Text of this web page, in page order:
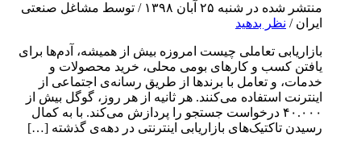
منتشر شده در شنبه ۲۵ آبان ۱۳۹۸ / توسط مشاغل صنعتی
ایران / نظر بدهید
بازاریابی تعاملی چیست امروزه بیش از همیشه، آدم‌ها برای
یافتن کسب و کارهای بومی محلی، خرید محصولات و
خدمات، و تعامل با برندها از طریق رسانه‌ی اجتماعی از
اینترنت استفاده می‌کنند. هر ثانیه از هر روز، گوگل بیش از
۴۰.۰۰۰ درخواست جستجو را پردازش می‌کند. با به کمال
رسیدن تاکتیک‌های بازاریابی اینترنتی در دهه‌ی گذشته […]